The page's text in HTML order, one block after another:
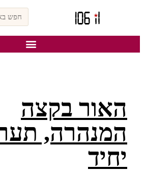
האור בקצה
המנהרה,
יחיד